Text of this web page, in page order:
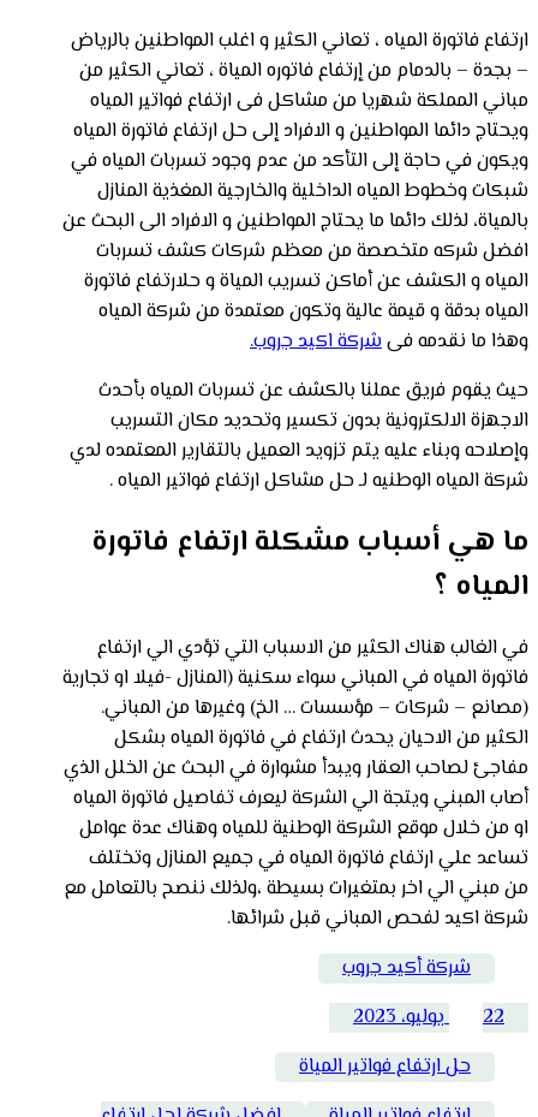
ارتفاع فاتورة المياه ، تعاني الكثير و اغلب المواطنين بالرياض
– بجدة – بالدمام من إرتفاع فاتوره المياة ، تعاني الكثير من
مباني المملكة شهريا من مشاكل فى ارتفاع فواتير المياه
ويحتاج دائما المواطنين و الافراد إلى حل ارتفاع فاتورة المياه
ويكون في حاجة إلى التأكد من عدم وجود تسربات المياه في
شبكات وخطوط المياه الداخلية والخارجية المغذية المنازل
بالمياة، لذلك دائما ما يحتاج المواطنين و الافراد الى البحث عن
افضل شركه متخصصة من معظم شركات كشف تسربات
المياه و الكشف عن أماكن تسريب المياة و حلارتفاع فاتورة
المياه بدقة و قيمة عالية وتكون معتمدة من شركة المياه
وهذا ما نقدمه فىشركة اكيد جروب.
حيث يقوم فريق عملنا بالكشف عن تسربات المياه بأحدث
الاجهزة الالكترونية بدون تكسير وتحديد مكان التسريب
وإصلاحه وبناء عليه يتم تزويد العميل بالتقارير المعتمده لدي
شركة المياه الوطنيه لـ حل مشاكل ارتفاع فواتير المياه .
ما هي أسباب مشكلة ارتفاع فاتورة
المياه ؟
في الغالب هناك الكثير من الاسباب التي تؤدي الي ارتفاع
فاتورة المياه في المباني سواء سكنية (المنازل -فيلا او تجارية
(مصانع – شركات – مؤسسات … الخ) وغيرها من المباني.
الكثير من الاحيان يحدث ارتفاع في فاتورة المياه بشكل
مفاجئ لصاحب العقار ويبدأ مشوارة في البحث عن الخلل الذي
أصاب المبني ويتجة الي الشركة ليعرف تفاصيل فاتورة المياه
او من خلال موقع الشركة الوطنية للمياه وهناك عدة عوامل
تساعد علي ارتفاع فاتورة المياه في جميع المنازل وتختلف
من مبني الي اخر بمتغيرات بسيطة ،ولذلك ننصح بالتعامل مع
شركة اكيد لفحص المباني قبل شرائها.
شركة أكيد جروب
22 يوليو، 2023
حل ارتفاع فواتير المياة